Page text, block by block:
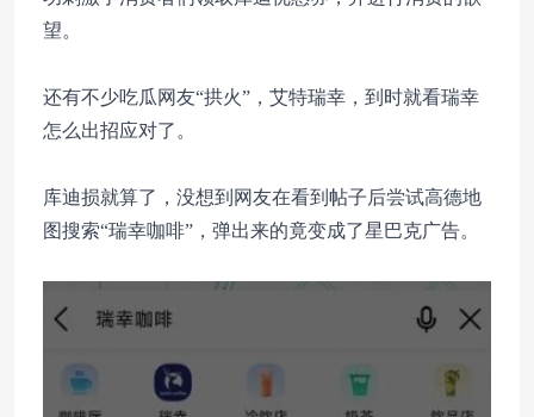
望。
还有不少吃瓜网友“拱火”，艾特瑞幸，到时就看瑞幸
怎么出招应对了。
库迪损就算了，没想到网友在看到帖子后尝试高德地
图搜索“瑞幸咖啡”，弹出来的竟变成了星巴克广告。